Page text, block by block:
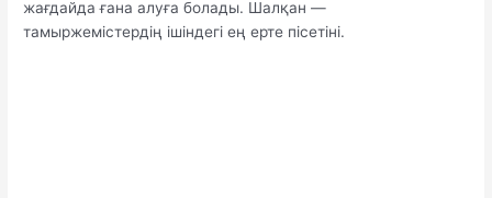
жағдайда ғана алуға болады. Шалқан —
тамыржемістердің ішіндегі ең ерте пісетіні.